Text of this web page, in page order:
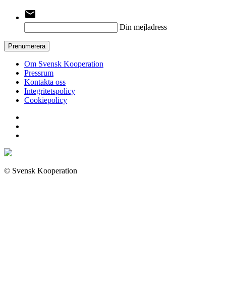
email
Din mejladress
Prenumerera
Om Svensk Kooperation
Pressrum
Kontakta oss
Integritetspolicy
Cookiepolicy
© Svensk Kooperation